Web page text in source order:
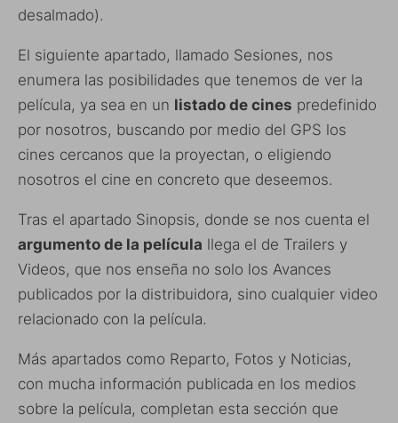
desalmado).
El siguiente apartado, llamado Sesiones, nos
enumera las posibilidades que tenemos de ver la
película, ya sea en un listado de cines predefinido
por nosotros, buscando por medio del GPS los
cines cercanos que la proyectan, o eligiendo
nosotros el cine en concreto que deseemos.
Tras el apartado Sinopsis, donde se nos cuenta el
argumento de la película llega el de Trailers y
Videos, que nos enseña no solo los Avances
publicados por la distribuidora, sino cualquier video
relacionado con la película.
Más apartados como Reparto, Fotos y Noticias,
con mucha información publicada en los medios
sobre la película, completan esta sección que